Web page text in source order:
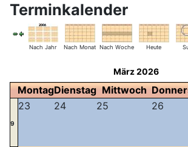
Terminkalender
Nach Jahr Nach Monat Nach Woche Heute
März 2026
MontagDienstag Mittwoch
9
23 24 25 26